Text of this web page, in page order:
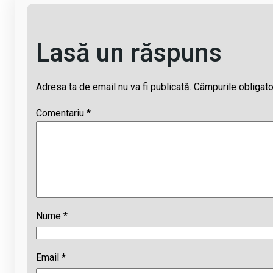
Lasă un răspuns
Adresa ta de email nu va fi publicată. Câmpurile
Comentariu *
Nume *
Email *